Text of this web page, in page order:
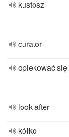
kustosz
curator
opiekować się
look after
kółko